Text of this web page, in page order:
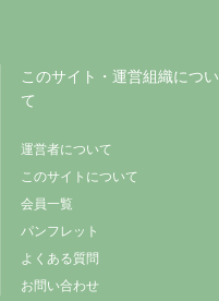
このサイト・運営組織につい
て
運営者について
このサイトについて
会員一覧
パンフレット
よくある質問
お問い合わせ